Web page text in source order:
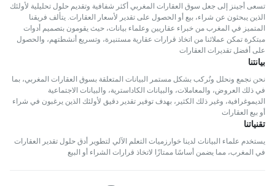
تسعى أجينز إلى جعل سوق العقارات المغربي أكثر شفافية وتقديم حلول تحليلية لأولئك
الذين يبحثون عن شراء، بيع أو الحصول على تقدير لأسعار العقارات. يتألف فريقنا
المتميز في المغرب من خبراء عقاريين وعلماء بيانات، حيث يقومون بتصميم أدوات
مبتكرة تمكن عملائنا من اتخاذ قرارات عقارية مستنيرة، وتسريع أنشطتهم، والحصول
على أفضل تقديرات العقارات
بيانتنا
نحن نجمع ونحلل ونُركب بشكل مستمر البيانات المتعلقة بسوق العقارات المغربي، بما
في ذلك العروض، والمعاملات، والبيانات الكاداسترية، والبيانات الاجتماعية
الديموغرافية، وغير ذلك الكثير، بهدف توفير تقدير دقيق لأولئك الذين يرغبون في شراء
أو بيع العقارات
تقنياتنا
يستخدم علماء البيانات لدينا خوارزميات التعلم الآلي لتطوير أدق حلول تقدير العقارات
في المغرب، مما يضمن أساسًا ممتازًا لاتخاذ قرارات الشراء أو البيع